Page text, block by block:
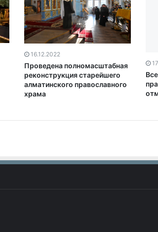
16.12.2022
Проведена полномасштабная
реконструкция старейшего
алматинского православного
храма